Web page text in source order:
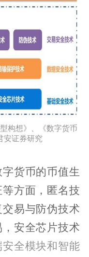
构想》、《数字货币
安证券研究
货币的币值生
方面，匿名技
易与防伪技术
安全芯片技术
安全模块和智能